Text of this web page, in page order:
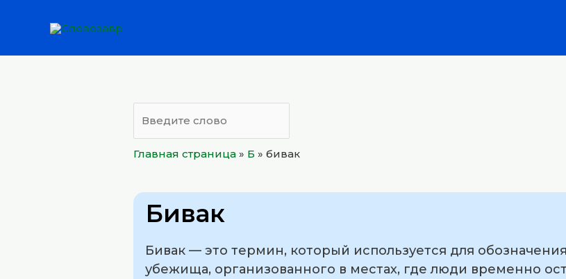
Главная страница » Б » бивак
Бивак
Бивак — это термин, который используется для
убежища, организованного в местах, где люди временно